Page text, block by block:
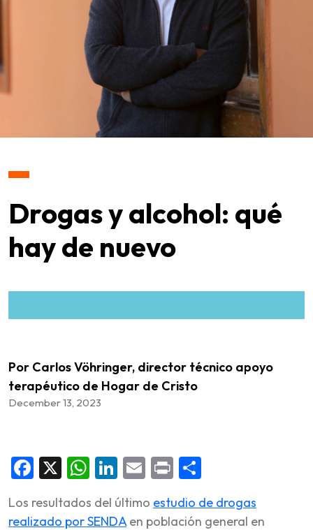
Drogas y alcohol: qué
hay de nuevo
Por Carlos Vöhringer, director técnico apoyo
terapéutico de Hogar de Cristo
December 13, 2023
Facebook
X WhatsApp
LinkedIn
Email
Print
Los resultados del último estudio de drogas
realizado por SENDAen población general en